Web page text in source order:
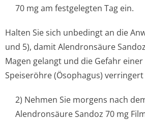
70 mg am festgelegten Tag ein.
Halten Sie sich unbedingt an die
und 5), damit Alendronsäure
Magen gelangt und die Gefahr
Speiseröhre (Ösophagus)
2) Nehmen Sie morgens nach
Alendronsäure Sandoz 70 mg